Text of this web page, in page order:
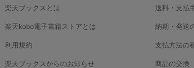
楽天ブックスとは
楽天kobo電子書籍ストアとは
利用規約
楽天ブックスからのお知らせ
送料・支払
納期・発送
支払方法の
商品の交換